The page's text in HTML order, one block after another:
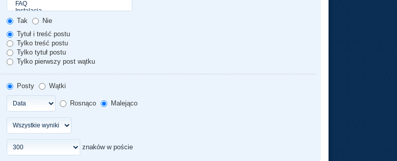
Tak
Nie
Tytuł i treść postu
Tylko treść postu
Tylko tytuł postu
Tylko pierwszy post wątku
Posty
Wątki
Rosnąco Malejąco
znaków w poście